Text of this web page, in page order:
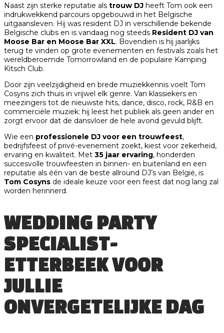
Naast zijn sterke reputatie als trouw DJ heeft Tom ook een
indrukwekkend parcours opgebouwd in het Belgische
uitgaansleven. Hij was resident DJ in verschillende bekende
Belgische clubs en is vandaag nog steeds Resident DJ van
Moose Bar en Moose Bar XXL. Bovendien is hij jaarlijks
terug te vinden op grote evenementen en festivals zoals het
wereldberoemde Tomorrowland en de populaire Kamping
Kitsch Club.
Door zijn veelzijdigheid en brede muziekkennis voelt Tom
Cosyns zich thuis in vrijwel elk genre. Van klassiekers en
meezingers tot de nieuwste hits, dance, disco, rock, R&B en
commerciële muziek: hij leest het publiek als geen ander en
zorgt ervoor dat de dansvloer de hele avond gevuld blijft.
Wie een professionele DJ voor een trouwfeest,
bedrijfsfeest of privé-evenement zoekt, kiest voor zekerheid,
ervaring en kwaliteit. Met 35 jaar ervaring, honderden
succesvolle trouwfeesten in binnen- en buitenland en een
reputatie als één van de beste allround DJ’s van België, is
Tom Cosyns de ideale keuze voor een feest dat nog lang zal
worden herinnerd.
WEDDING PARTY
SPECIALIST-
ETTERBEEK VOOR
JULLIE
ONVERGETELIJKE DAG